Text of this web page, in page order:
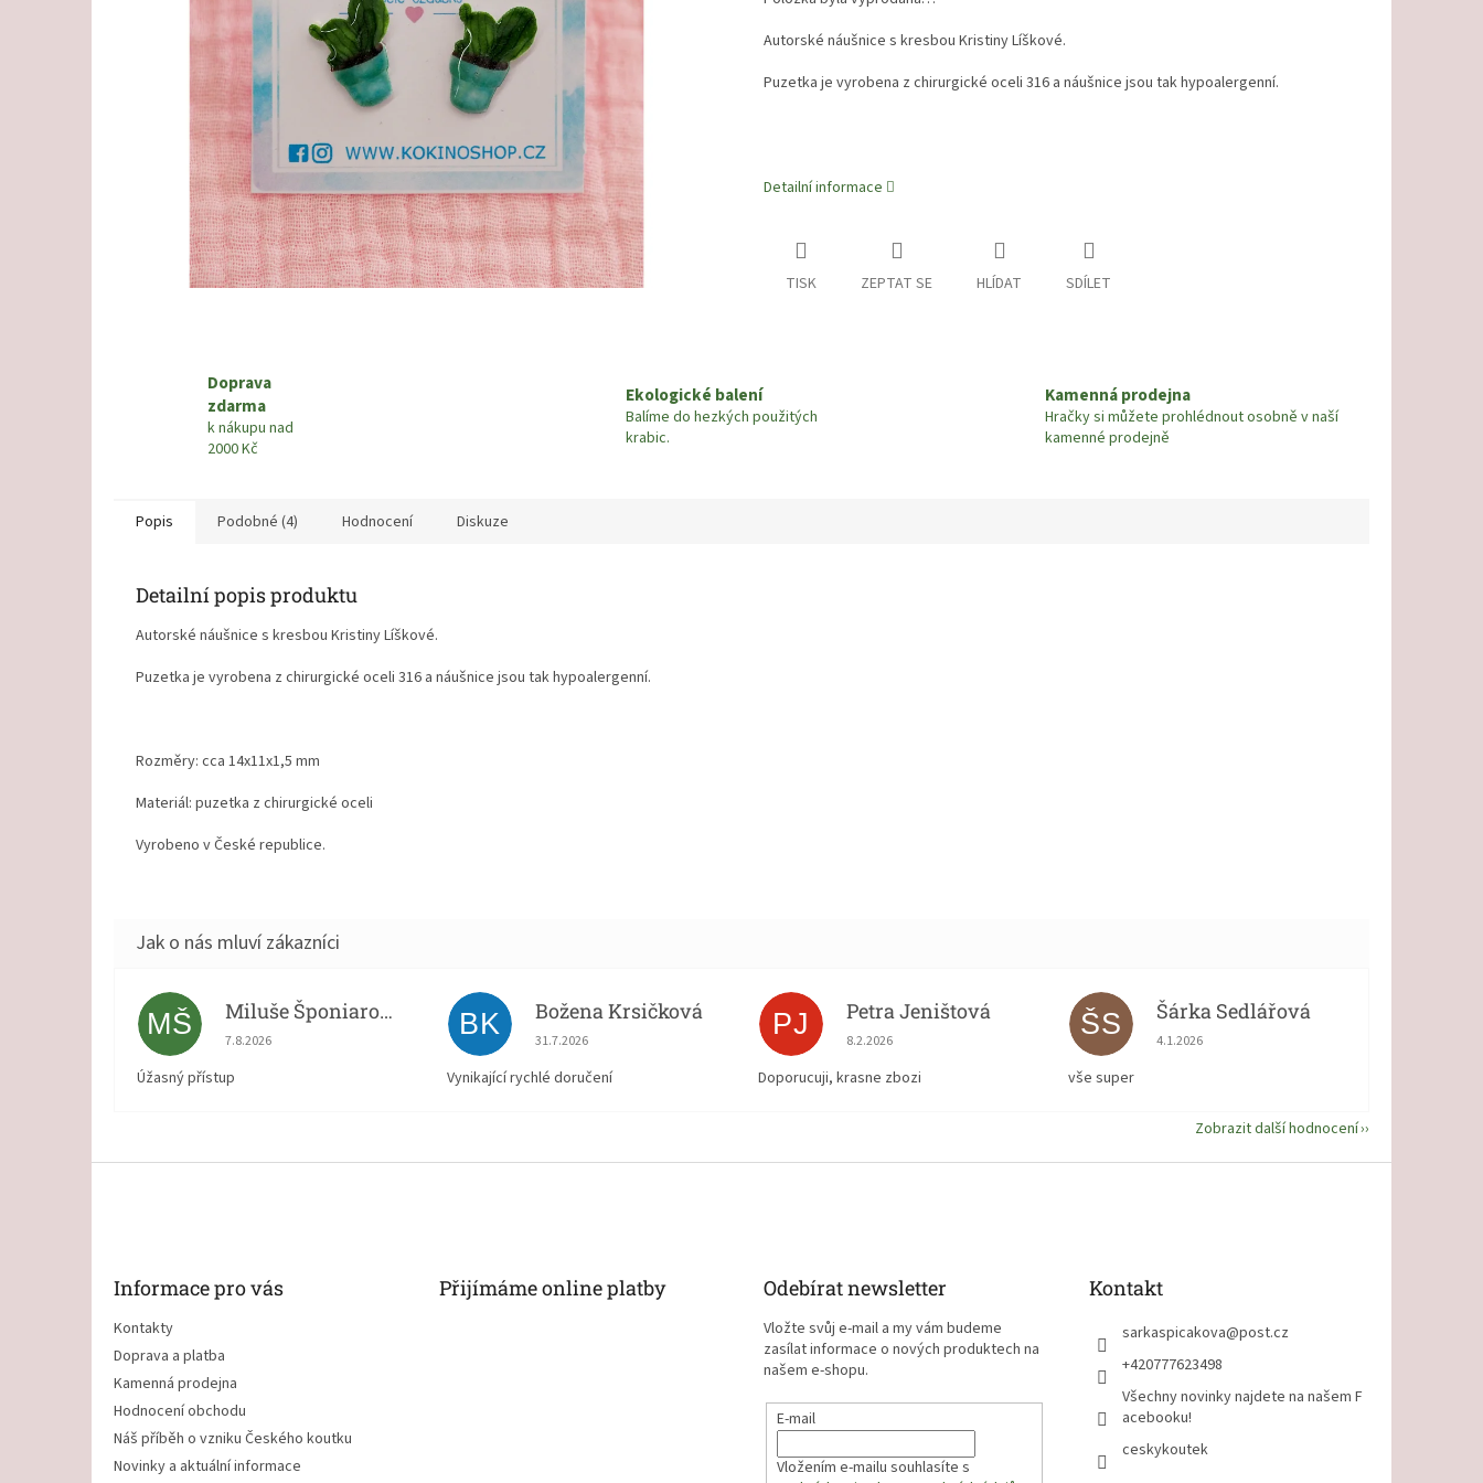
Autorské náušnice s kresbou Kristiny Líškové.
Puzetka je vyrobena z chirurgické oceli 316 a náušnice jsou tak hypoalergenní.
Detailní informace
TISK ZEPTAT SE HLÍDAT SDÍLET
Doprava
zdarma
k nákupu nad
2000 Kč
Ekologické balení
Balíme do hezkých použitých
krabic.
Kamenná prodejna
Hračky si můžete prohlédnout osobně v naší
kamenné prodejně
Popis Podobné (4) Hodnocení Diskuze
Detailní popis produktu
Autorské náušnice s kresbou Kristiny Líškové.
Puzetka je vyrobena z chirurgické oceli 316 a náušnice jsou tak hypoalergenní.
Rozměry: cca 14x11x1,5 mm
Materiál: puzetka z chirurgické oceli
Vyrobeno v České republice.
MŠ Miluše Šponiarová
Hodnocení obchodu je 5 z 5 hvězdiček.
7.8.2026
Úžasný přístup
BK Božena Krsičková
Hodnocení obchodu je 5 z 5 hvězdiček.
31.7.2026
Vynikající rychlé doručení
PJ Petra Jeništová
Hodnocení obchodu je 5 z 5 hvězdiček.
8.2.2026
Doporucuji, krasne zbozi
ŠS Šárka Sedlářová
Hodnocení obchodu je 5 z 5 hvězdiček.
4.1.2026
vše super
Zobrazit další hodnocení
Informace pro vás
Kontakty
Doprava a platba
Kamenná prodejna
Hodnocení obchodu
Náš příběh o vzniku Českého koutku
Novinky a aktuální informace
Přijímáme online platby Odebírat newsletter
Vložte svůj e-mail a my vám budeme
zasílat informace o nových produktech na
našem e-shopu.
E-mail
Vložením e-mailu souhlasíte s
Kontakt
sarkaspicakova@post.cz
+420777623498
Všechny novinky najdete na našem F
acebooku!
ceskykoutek